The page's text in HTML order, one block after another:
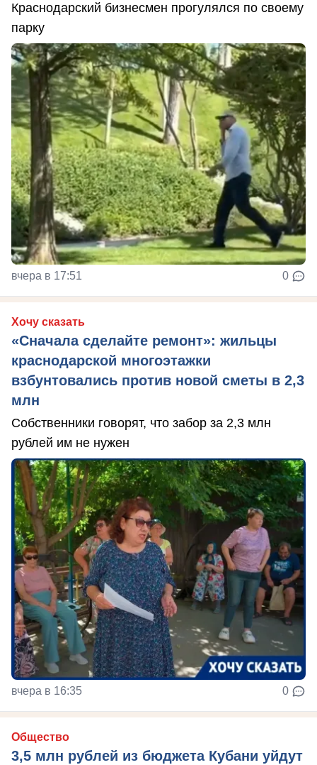
Краснодарский бизнесмен прогулялся по своему
парку
вчера в 17:51 0
Хочу сказать
«Сначала сделайте ремонт»: жильцы
краснодарской многоэтажки
взбунтовались против новой сметы в 2,3
млн
Собственники говорят, что забор за 2,3 млн
рублей им не нужен
вчера в 16:35 0
Общество
3,5 млн рублей из бюджета Кубани уйдут